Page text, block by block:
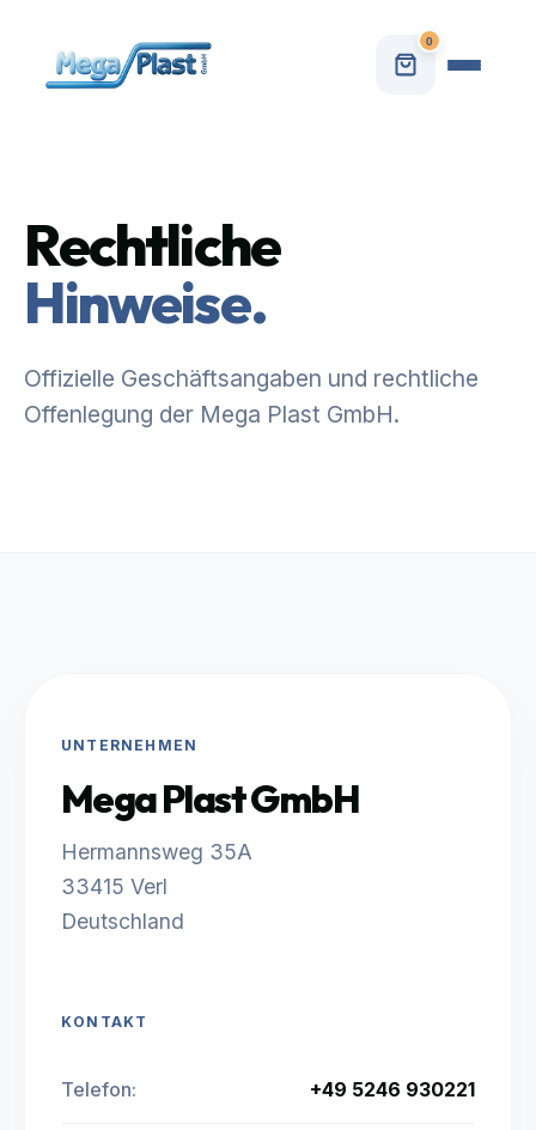
0
Rechtliche
Hinweise.
Offizielle Geschäftsangaben und rechtliche
Offenlegung der Mega Plast GmbH.
UNTERNEHMEN
Mega Plast GmbH
Hermannsweg 35A
33415 Verl
Deutschland
KONTAKT
Telefon: +49 5246 930221